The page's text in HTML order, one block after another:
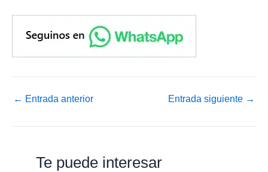
← Entrada anterior Entrada siguiente →
Te puede interesar